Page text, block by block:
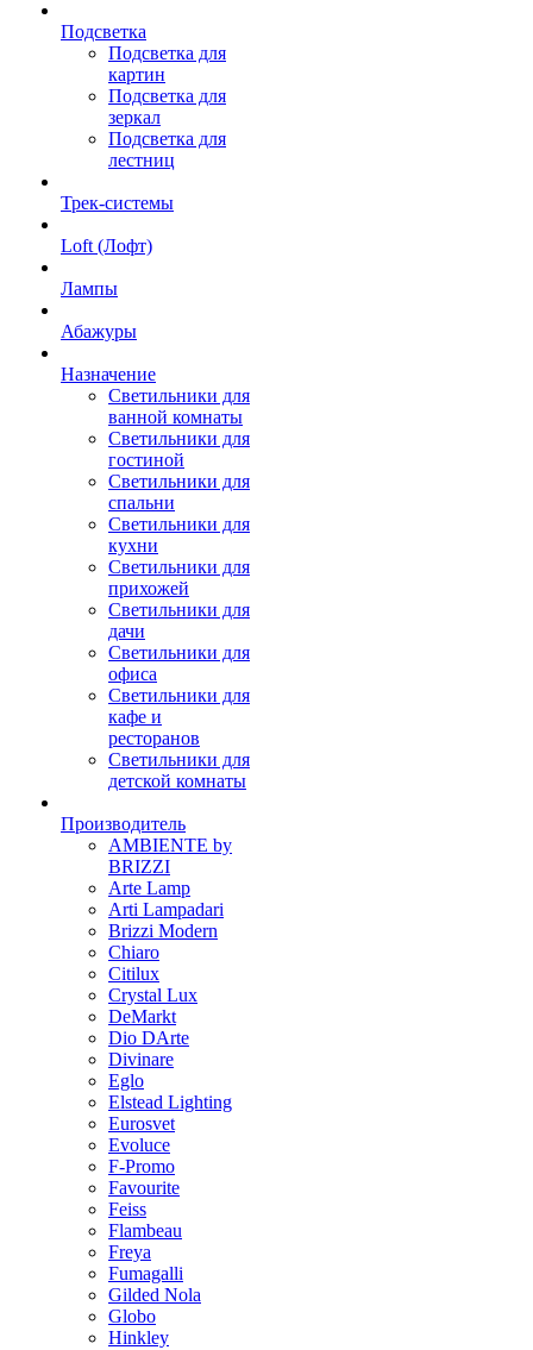
Подсветка
Подсветка для
картин
Подсветка для
зеркал
Подсветка для
лестниц
Трек-системы
Loft (Лофт)
Лампы
Абажуры
Назначение
Светильники для
ванной комнаты
Светильники для
гостиной
Светильники для
спальни
Светильники для
кухни
Светильники для
прихожей
Светильники для
дачи
Светильники для
офиса
Светильники для
кафе и
ресторанов
Светильники для
детской комнаты
Производитель
AMBIENTE by
BRIZZI
Arte Lamp
Arti Lampadari
Brizzi Modern
Chiaro
Citilux
Crystal Lux
DeMarkt
Dio DArte
Divinare
Eglo
Elstead Lighting
Eurosvet
Evoluce
F-Promo
Favourite
Feiss
Flambeau
Freya
Fumagalli
Gilded Nola
Globo
Hinkley